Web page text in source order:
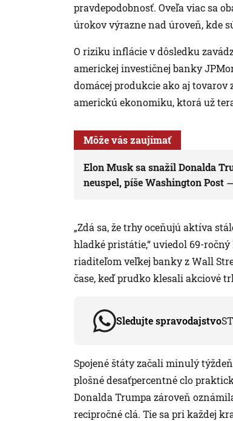
pravdepodobnosť. Oveľa viac sa
úrokov výrazne nad úroveň, kde
O riziku inflácie v dôsledku
americkej investičnej banky
domácej produkcie ako aj tovarov
americkú ekonomiku, ktorá už
Môže vás zaujímať
Elon Musk sa snažil Donalda
neuspel, píše Washington Post
„Zdá sa, že trhy oceňujú aktíva
hladké pristátie,“ uviedol 69-
riaditeľom veľkej banky z Wall
čase, keď prudko klesali akciové
Sledujte spravodajstvo
Spojené štáty začali minulý
plošné desaťpercentné clo
Donalda Trumpa zároveň
recipročné clá. Tie sa pri každej